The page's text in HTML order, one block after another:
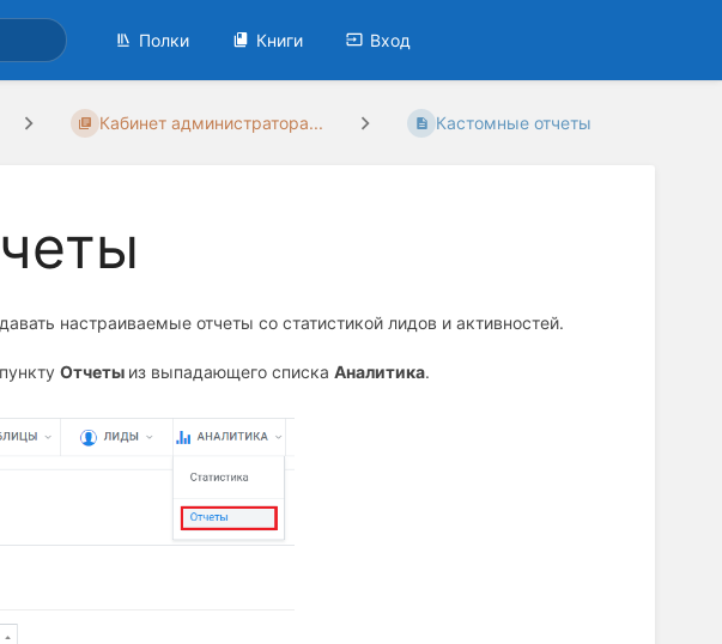
Полки Книги Вход
Кабинет администратора... Кастомные отчеты
настраиваемые отчеты со статистикой лидов и активностей.
Отчеты из выпадающего списка Аналитика.